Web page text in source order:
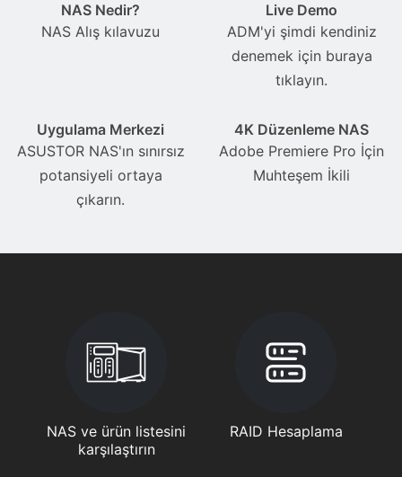
NAS Nedir?
NAS Alış kılavuzu
Live Demo
ADM'yi şimdi kendiniz
denemek için buraya
tıklayın.
Uygulama Merkezi
ASUSTOR NAS'ın sınırsız
potansiyeli ortaya
çıkarın.
4K Düzenleme NAS
Adobe Premiere Pro İçin
Muhteşem İkili
NAS ve ürün listesini
karşılaştırın
RAID Hesaplama